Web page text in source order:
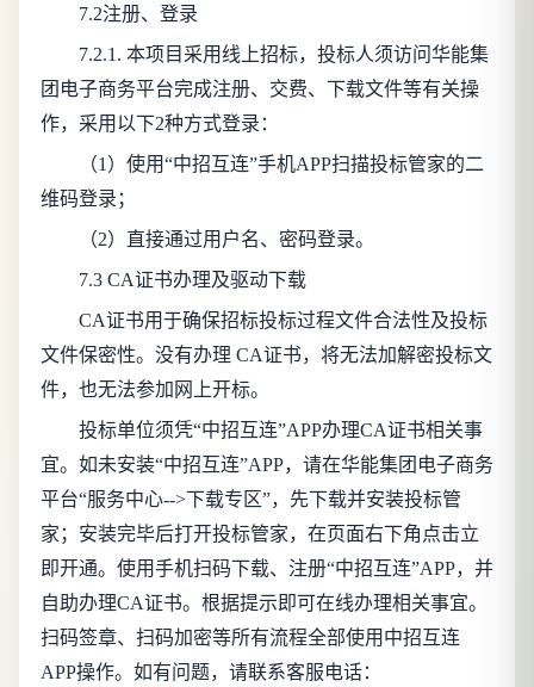
7.2注册、登录
7.2.1. 本项目采用线上招标，投标人须访问华能集
团电子商务平台完成注册、交费、下载文件等有关操
作，采用以下2种方式登录：
（1）使用“中招互连”手机APP扫描投标管家的二
维码登录；
（2）直接通过用户名、密码登录。
7.3 CA证书办理及驱动下载
CA证书用于确保招标投标过程文件合法性及投标
文件保密性。没有办理 CA证书，将无法加解密投标文
件，也无法参加网上开标。
投标单位须凭“中招互连”APP办理CA证书相关事
宜。如未安装“中招互连”APP，请在华能集团电子商务
平台“服务中心-->下载专区”，先下载并安装投标管
家；安装完毕后打开投标管家，在页面右下角点击立
即开通。使用手机扫码下载、注册“中招互连”APP，并
自助办理CA证书。根据提示即可在线办理相关事宜。
扫码签章、扫码加密等所有流程全部使用中招互连
APP操作。如有问题，请联系客服电话：